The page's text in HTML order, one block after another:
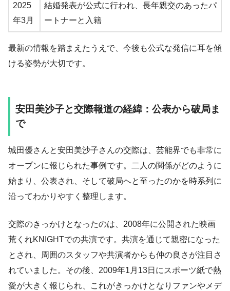
2025
年3月
結婚発表が公式に行われ、長年親交のあったパ
ートナーと入籍
最新の情報を踏まえたうえで、今後も公式な発信に耳を傾
ける姿勢が大切です。
安田美沙子と交際報道の経緯：公表から破局ま
で
城田優さんと安田美沙子さんの交際は、芸能界でも非常に
オープンに報じられた事例です。二人の関係がどのように
始まり、公表され、そして破局へと至ったのかを時系列に
沿ってわかりやすく整理します。
交際のきっかけとなったのは、2008年に公開された映画
荒くれKNIGHTでの共演です。共演を通じて親密になった
とされ、周囲のスタッフや共演者からも仲の良さが注目さ
れていました。その後、2009年1月13日にスポーツ紙で熱
愛が大きく報じられ、これがきっかけとなりファンやメデ